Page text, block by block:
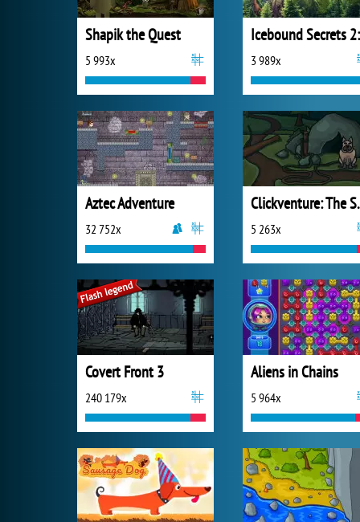
Shapik the Quest
5 993x 3 989x
Aztec Adventure
32 752x 5 263x
Covert Front 3
240 179x
Aliens in Chains
5 964x